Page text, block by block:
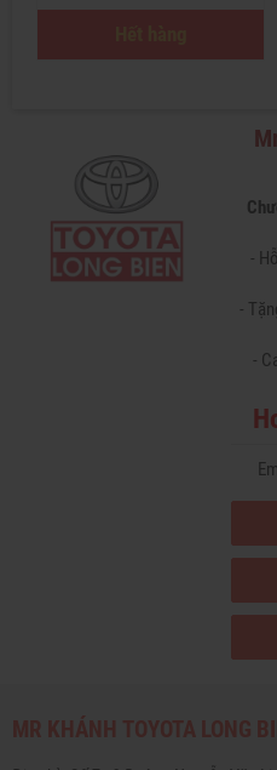
-
-
-
MR KHÁNH TOYOTA LONG